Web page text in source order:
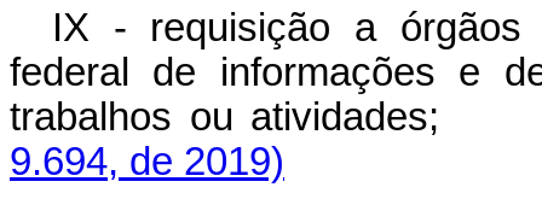
IX - requisição a órgãos
federal de informações e
trabalhos ou
9.694, de 2019)